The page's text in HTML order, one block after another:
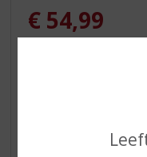
€ 54,99